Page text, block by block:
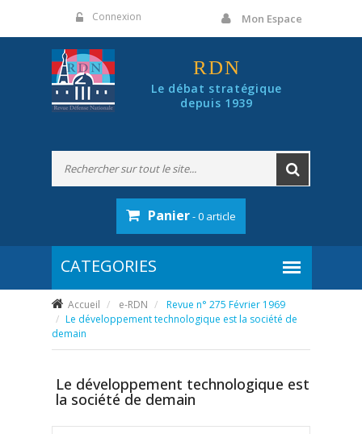
Connexion Mon Espace
RDN
Le débat stratégique
depuis 1939
Panier- 0 article
Accueil e-RDN
Revue n° 275 Février 1969
Le développement technologique est la société de
demain
Le développement technologique est
la société de demain